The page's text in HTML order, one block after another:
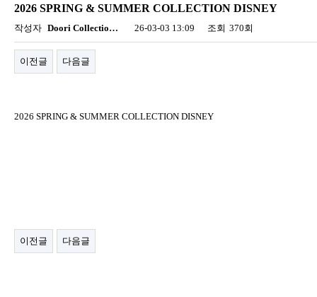
2026 SPRING & SUMMER COLLECTION DISNEY
작성자 Doori Collectio… 26-03-03 13:09 조회 370회
이전글 다음글
2026 SPRING & SUMMER COLLECTION DISNEY
이전글 다음글